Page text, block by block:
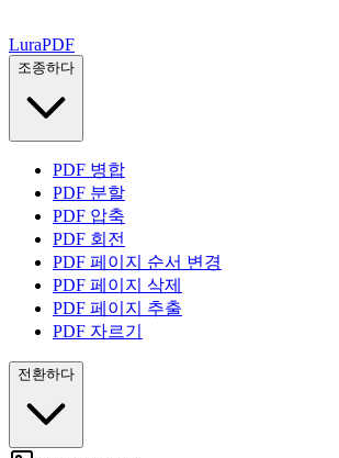
LuraPDF
조종하다
PDF 병합
PDF 분할
PDF 압축
PDF 회전
PDF 페이지 순서 변경
PDF 페이지 삭제
PDF 페이지 추출
PDF 자르기
전환하다